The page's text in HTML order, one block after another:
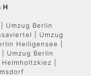
H
Umzug Berlin
| Umzug
Heiligensee |
Umzug Berlin
|